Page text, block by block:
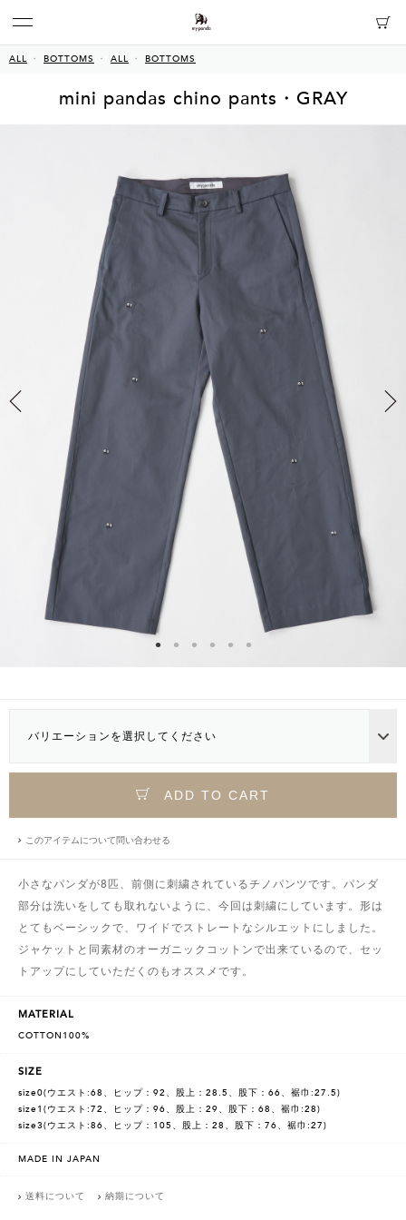
ALL BOTTOMS ALL BOTTOMS
mini pandas chino pants・GRAY
バリエーションを選択してください
ADD TO CART
このアイテムについて問い合わせる
小さなパンダが8匹、前側に刺繍されているチノパンツです。パンダ
部分は洗いをしても取れないように、今回は刺繍にしています。形は
とてもベーシックで、ワイドでストレートなシルエットにしました。
ジャケットと同素材のオーガニックコットンで出来ているので、セッ
トアップにしていただくのもオススメです。
MATERIAL
COTTON100%
SIZE
size0(ウエスト:68、ヒップ：92、股上：28.5、股下：66、裾巾:27.5)
size1(ウエスト:72、ヒップ：96、股上：29、股下：68、裾巾:28)
size3(ウエスト:86、ヒップ：105、股上：28、股下：76、裾巾:27)
MADE IN JAPAN
送料について 納期について